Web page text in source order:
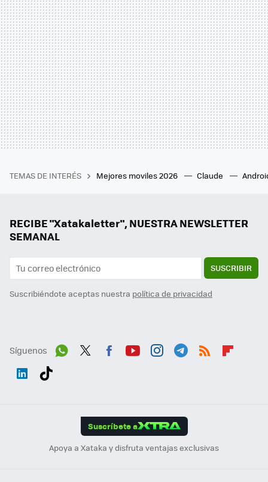
TEMAS DE INTERÉS Mejores moviles 2026 Claude
RECIBE "Xatakaletter", NUESTRA NEWSLETTER
SEMANAL
SUSCRIBIR
Suscribiéndote aceptas nuestra política de privacidad
Síguenos
Suscríbete a
Apoya a Xataka y disfruta ventajas exclusivas